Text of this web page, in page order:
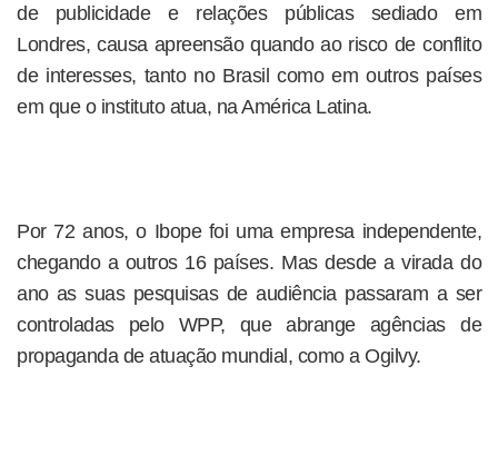
de publicidade e relações públicas sediado em
Londres, causa apreensão quando ao risco de conflito
de interesses, tanto no Brasil como em outros países
em que o instituto atua, na América Latina.
Por 72 anos, o Ibope foi uma empresa independente,
chegando a outros 16 países. Mas desde a virada do
ano as suas pesquisas de audiência passaram a ser
controladas pelo WPP, que abrange agências de
propaganda de atuação mundial, como a Ogilvy.